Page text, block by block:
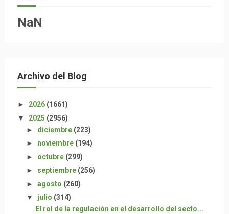
NaN
Archivo del Blog
► 2026 (1661)
▼ 2025 (2956)
► diciembre (223)
► noviembre (194)
► octubre (299)
► septiembre (256)
► agosto (260)
▼ julio (314)
El rol de la regulación en el desarrollo del secto...